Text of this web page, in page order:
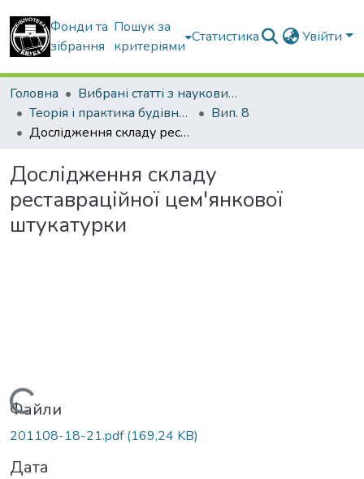
Фонди та
зібрання
Пошук за
критеріями
Статистика Увійти
Головна
Вибрані статті з наукових збірників КНУБА
Теорія і практика будівництва
Вип. 8
Дослідження складу реставраційної цем'янкової штукатурки
Дослідження складу
реставраційної цем'янкової
штукатурки
Вантажиться...
Файли
201108-18-21.pdf(169,24 KB)
Дата